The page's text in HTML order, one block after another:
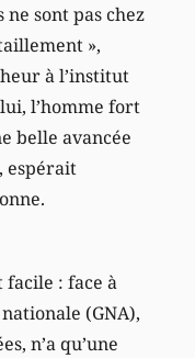
sont pas chez
»,
à l’institut
l’homme fort
belle avancée
espérait
facile : face à
(GNA),
n’a qu’une